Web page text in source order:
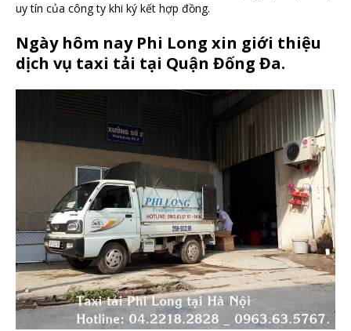
uy tín của công ty khi ký kết hợp đồng.
Ngày hôm nay Phi Long xin giới thiệu
dịch vụ taxi tải tại Quận Đống Đa.